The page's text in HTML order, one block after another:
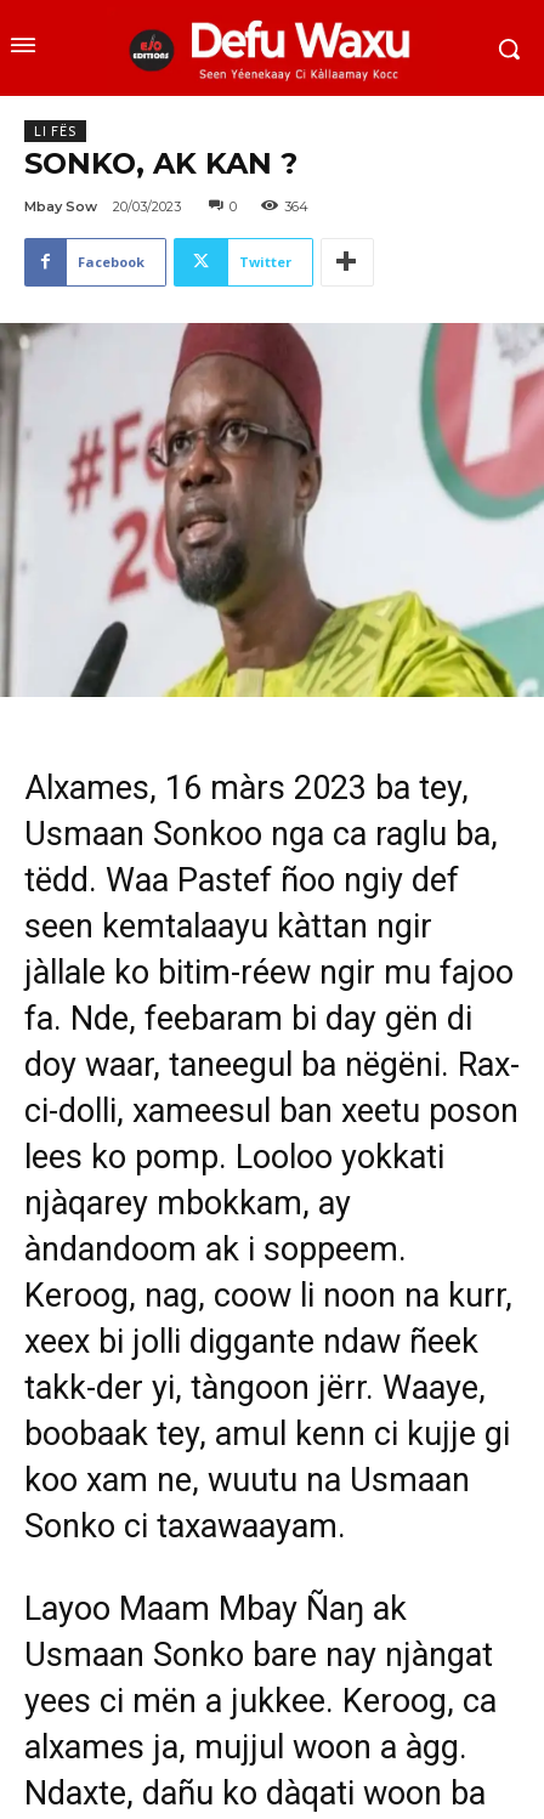
LI FËS
SONKO, AK KAN ?
Mbay Sow 20/03/2023 0 364
Facebook Twitter
Alxames, 16 màrs 2023 ba tey,
Usmaan Sonkoo nga ca raglu ba,
tëdd. Waa Pastef ñoo ngiy def
seen kemtalaayu kàttan ngir
jàllale ko bitim-réew ngir mu fajoo
fa. Nde, feebaram bi day gën di
doy waar, taneegul ba nëgëni. Rax-
ci-dolli, xameesul ban xeetu poson
lees ko pomp. Looloo yokkati
njàqarey mbokkam, ay
àndandoom ak i soppeem.
Keroog, nag, coow li noon na kurr,
xeex bi jolli diggante ndaw ñeek
takk-der yi, tàngoon jërr. Waaye,
boobaak tey, amul kenn ci kujje gi
koo xam ne, wuutu na Usmaan
Sonko ci taxawaayam.
Layoo Maam Mbay Ñaŋ ak
Usmaan Sonko bare nay njàngat
yees ci mën a jukkee. Keroog, ca
alxames ja, mujjul woon a àgg.
Ndaxte, dañu ko dàqati woon ba